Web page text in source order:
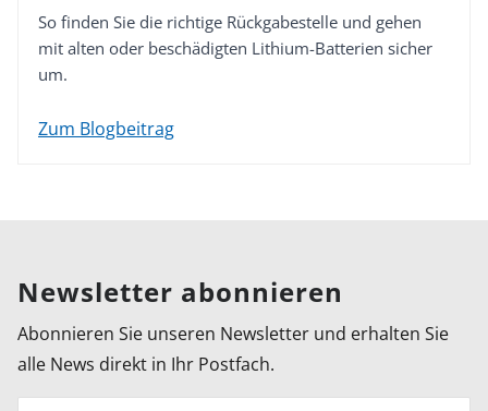
So finden Sie die richtige Rückgabestelle und gehen
mit alten oder beschädigten Lithium-Batterien sicher
um.
Zum Blogbeitrag
Newsletter abonnieren
Abonnieren Sie unseren Newsletter und erhalten Sie
alle News direkt in Ihr Postfach.